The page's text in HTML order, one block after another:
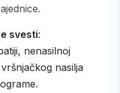
svesti:
nenasilnoj
nasilja